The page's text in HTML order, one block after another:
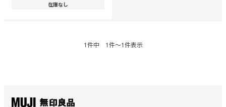
在庫なし
1件中 1件〜1件表示